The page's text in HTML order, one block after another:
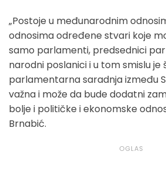
„Postoje u međunarodnim
odnosima određene stvari koje
samo parlamenti, predsednici
narodni poslanici i u tom smislu je
parlamentarna saradnja između
važna i može da bude dodatni
bolje i političke i ekonomske
Brnabić.